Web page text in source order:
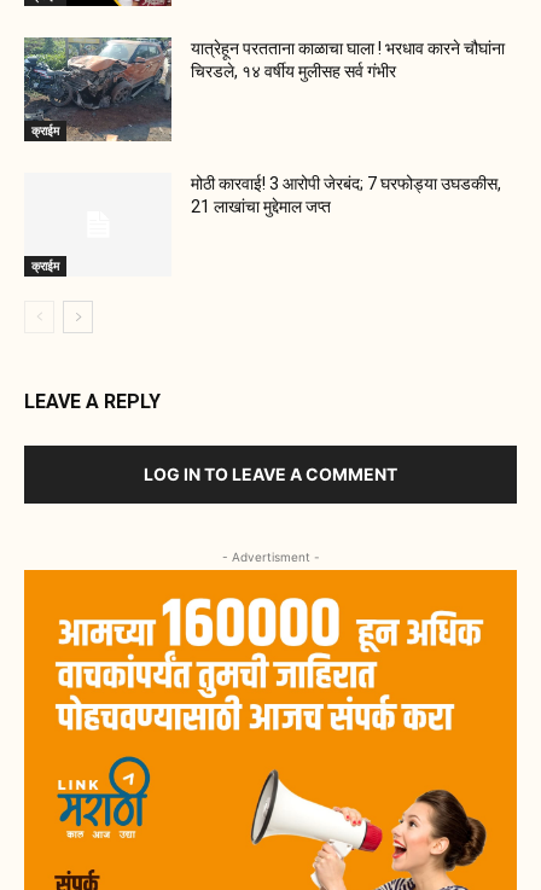
क्राईम
यात्रेहून परतताना काळाचा घाला ! भरधाव कारने चौघांना
चिरडले, १४ वर्षीय मुलीसह सर्व गंभीर
क्राईम
मोठी कारवाई! 3 आरोपी जेरबंद; 7 घरफोड्या उघडकीस,
21 लाखांचा मुद्देमाल जप्त
LEAVE A REPLY
LOG IN TO LEAVE A COMMENT
- Advertisment -